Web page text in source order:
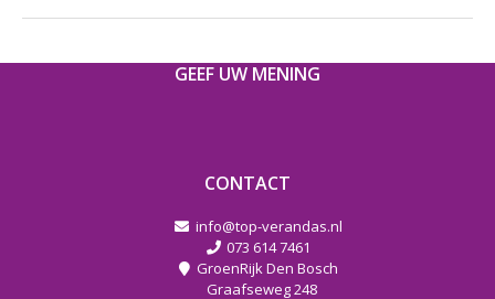
GEEF UW MENING
CONTACT
info@top-verandas.nl
073 614 7461
GroenRijk Den Bosch
Graafseweg 248